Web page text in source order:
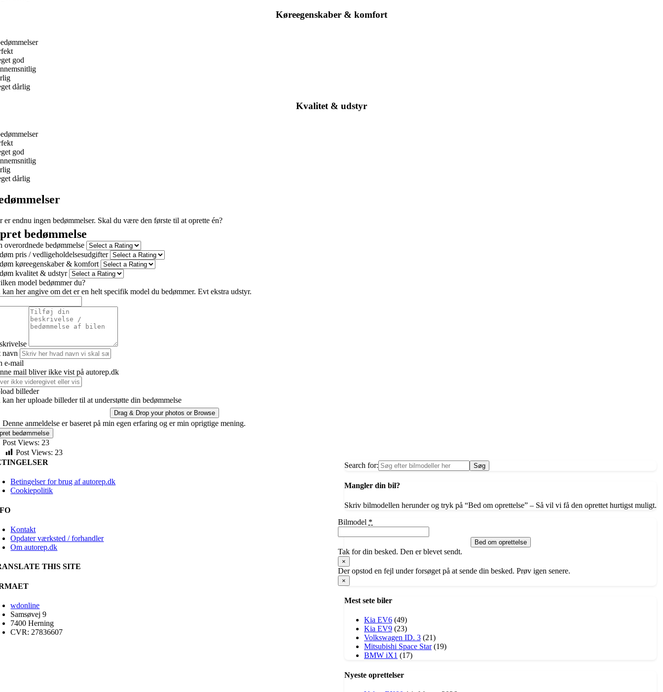
Køreegenskaber & komfort
god
dårlig
Kvalitet & udstyr
god
dårlig
er endnu ingen bedømmelser. Skal du være den første til at oprette én?
bedømmelse
overordnede bedømmelse
pris / vedligeholdelsesudgifter
køreegenskaber & komfort
kvalitet & udstyr
model bedømmer du?
kan her angive om det er en helt specifik model du bedømmer. Evt ekstra udstyr.
navn
e-mail
mail bliver ikke vist på autorep.dk
billeder
kan her uploade billeder til at understøtte din bedømmelse
Drag & Drop your photos or Browse
Denne anmeldelse er baseret på min egen erfaring og er min oprigtige mening.
bedømmelse
Post Views: 23
Post Views: 23
Search for:
Mangler din bil?
Skriv bilmodellen herunder og tryk på “Bed om oprettelse” – Så vil vi få den oprettet hurtigst muligt.
Bilmodel *
Bed om oprettelse
Tak for din besked. Den er blevet sendt.
×
Der opstod en fejl under forsøget på at sende din besked. Prøv igen senere.
×
Mest sete biler
Kia EV6 (49)
Kia EV9 (23)
Volkswagen ID. 3 (21)
​Mitsubishi Space Star (19)
BMW iX1 (17)
Nyeste oprettelser
Betingelser for brug af autorep.dk
Cookiepolitik
Kontakt
Opdater værksted / forhandler
Om autorep.dk
THIS SITE
wdonline
Samsøvej 9
7400 Herning
CVR: 27836607